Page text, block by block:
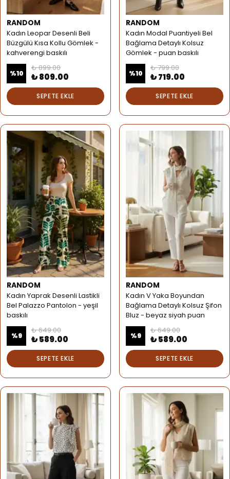
RANDOM
Kadın Leopar Desenli Beli
Büzgülü Kısa Kollu Gömlek -
kahverengi baskılı
%10
₺ 899.00
₺ 809.00
SEPETE EKLE
RANDOM
Kadın Modal Puantiyeli Bel
Bağlama Detaylı Kolsuz
Gömlek - puan baskılı
%10
₺ 799.00
₺ 719.00
SEPETE EKLE
RANDOM
Kadın Yaprak Desenli Lastikli
Bel Palazzo Pantolon - yeşil
baskılı
%9
₺ 649.00
₺ 589.00
SEPETE EKLE
RANDOM
Kadın V Yaka Boyundan
Bağlama Detaylı Kolsuz Şifon
Bluz - beyaz siyah puan
%9
₺ 649.00
₺ 589.00
SEPETE EKLE